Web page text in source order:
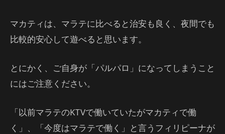
マカティは、マラテに比べると治安も良く、夜間でも
比較的安心して遊べると思います。
とにかく、ご自身が「パルパロ」になってしまうこと
にはご注意ください。
「以前マラテのKTVで働いていたがマカティで働
く」、「今度はマラテで働く」と言うフィリピーナが